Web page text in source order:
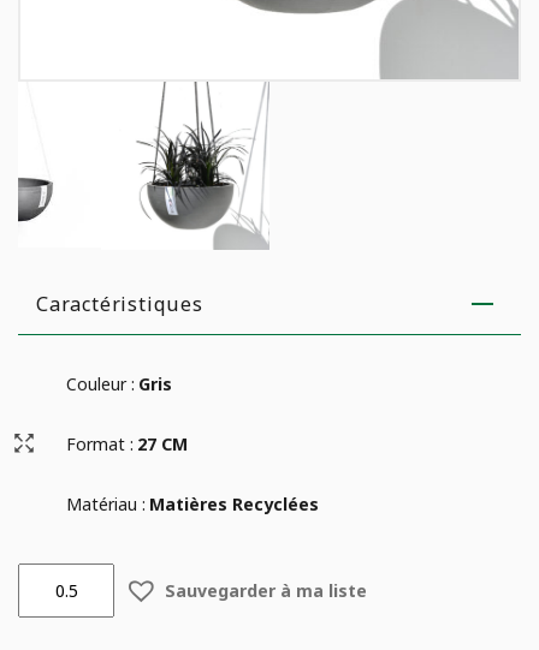
Caractéristiques
Couleur : Gris
Format : 27 CM
Matériau : Matières Recyclées
Ecopots
Sauvegarder à ma liste